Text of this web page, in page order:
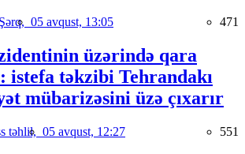
05 avqust, 13:05 471
üzərində qara
istefa təkzibi Tehrandakı
mübarizəsini üzə çıxarır
təhlil, 05 avqust, 12:27 551